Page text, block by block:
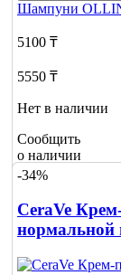
Шампуни
5100 ₸
5550 ₸
Нет в наличии
Сообщить
о наличии
-34%
CeraVe
нормальной